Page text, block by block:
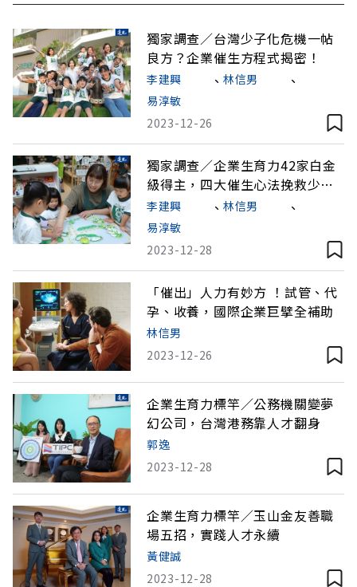
獨家調查／台灣少子化危機一帖
良方？企業催生方程式揭密！
李建興 、 林信男 、
易淳敏
2023-12-26
獨家調查／企業生育力42家白金
級得主，四大催生心法挽救少子
化
李建興 、 林信男 、
易淳敏
2023-12-28
「催出」人力有妙方 ！試管、代
孕、收養，國際企業巨擘全補助
林信男
2023-12-26
企業生育力標竿／公務機關變夢
幻公司，台灣港務靠人才翻身
郭逸
2023-12-28
企業生育力標竿／玉山金友善職
場五招，實踐人才永續
黃健誠
2023-12-28